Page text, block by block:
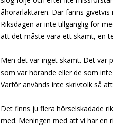
åhörarläktaren. Där fanns
Riksdagen är inte tillgänglig för
att det måste vara ett skämt, en
Men det var inget skämt. Det var
som var hörande eller de som
Varför används inte skrivtolk så
Det finns ju flera hörselskadade
med. Meningen med att vi har en